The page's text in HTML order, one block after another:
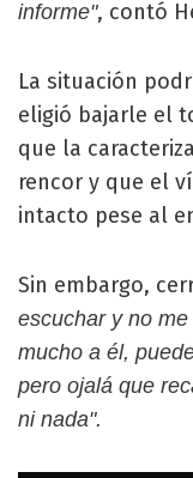
informe", contó
La situación
eligió bajarle el
que la
rencor y que el
intacto pese al
Sin embargo,
escuchar y no
mucho a él,
pero ojalá que
ni nada".